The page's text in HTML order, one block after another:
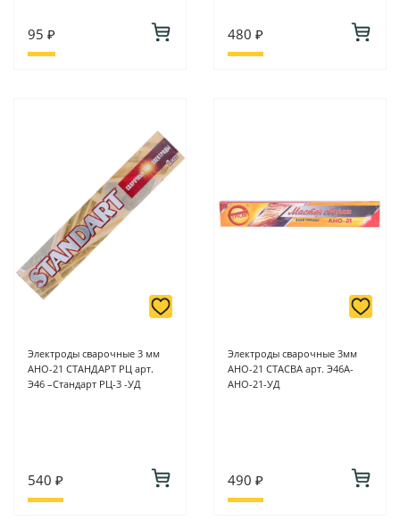
95 ₽ 480 ₽
Электроды сварочные 3 мм
АНО-21 СТАНДАРТ РЦ арт.
Э46 –Стандарт РЦ-3 -УД
540 ₽
Электроды сварочные 3мм
АНО-21 СТАСВА арт. Э46А-
АНО-21-УД
490 ₽